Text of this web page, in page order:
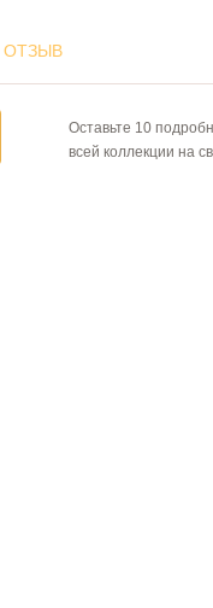
ОТЗЫВ
Оставьте 10
всей коллекции на